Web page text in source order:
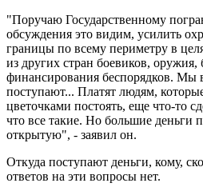
"Поручаю Государственному
обсуждения это видим, усилить
границы по всему периметру в
из других стран боевиков, оружия,
финансирования беспорядков. Мы
поступают... Платят людям,
цветочками постоять, еще что-то
что все такие. Но большие деньги
открытую", - заявил он.
Откуда поступают деньги, кому,
ответов на эти вопросы нет.